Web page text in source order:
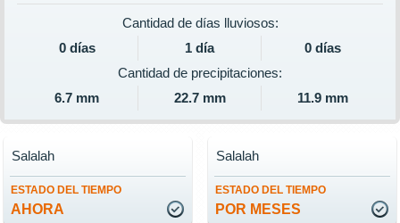
Cantidad de días lluviosos:
0 días
1 día
0 días
Cantidad de precipitaciones:
6.7 mm
22.7 mm 11.9 mm
ESTADO DEL TIEMPO
AHORA
Salalah
ESTADO DEL TIEMPO
POR MESES
Salalah